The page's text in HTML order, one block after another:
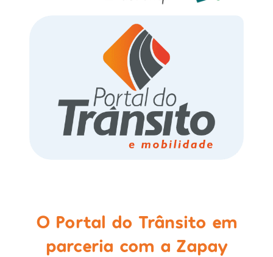
O Portal do Trânsito em
parceria com a Zapay